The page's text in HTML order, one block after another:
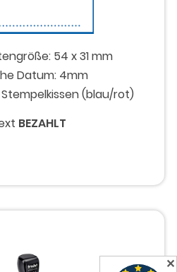
54 x 31 mm
Datum: 4mm
(blau/rot)
BEZAHLT
✕